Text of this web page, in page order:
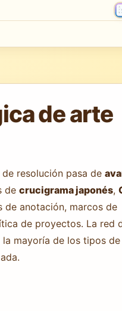
de arte
resolución pasa de
de crucigrama japonés,
anotación, marcos de
de proyectos. La red
mayoría de los tipos